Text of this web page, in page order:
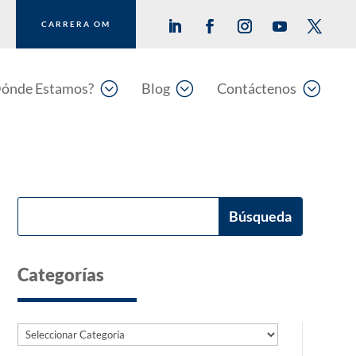
CARRERA OM
;
Estamos? ;
Blog ;
Contáctenos
Categorías
Categorías